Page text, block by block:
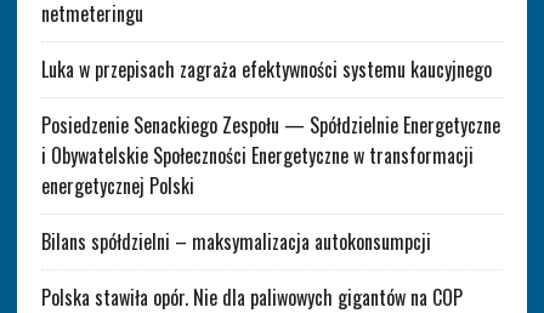
netmeteringu
Luka w przepisach zagraża efektywności systemu kaucyjnego
Posiedzenie Senackiego Zespołu — Spółdzielnie Energetyczne
i Obywatelskie Społeczności Energetyczne w transformacji
energetycznej Polski
Bilans spółdzielni – maksymalizacja autokonsumpcji
Polska stawiła opór. Nie dla paliwowych gigantów na COP